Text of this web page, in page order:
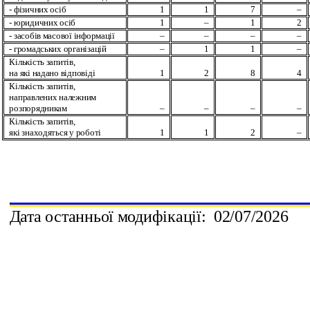
- фізичних осіб
1 1 7
–
- юридичних осіб
1 – 1
2
- засобів масової інформації – – –
–
- громадських організацій
– 1 1
–
Кількість запитів,
на які надано відповіді
1 2 8
4
Кількість запитів,
направлених належним
розпорядникам
– – –
–
Кількість запитів,
які знаходяться у роботі
1 1 2 –
Дата останньої модифікації: 02/07/2026